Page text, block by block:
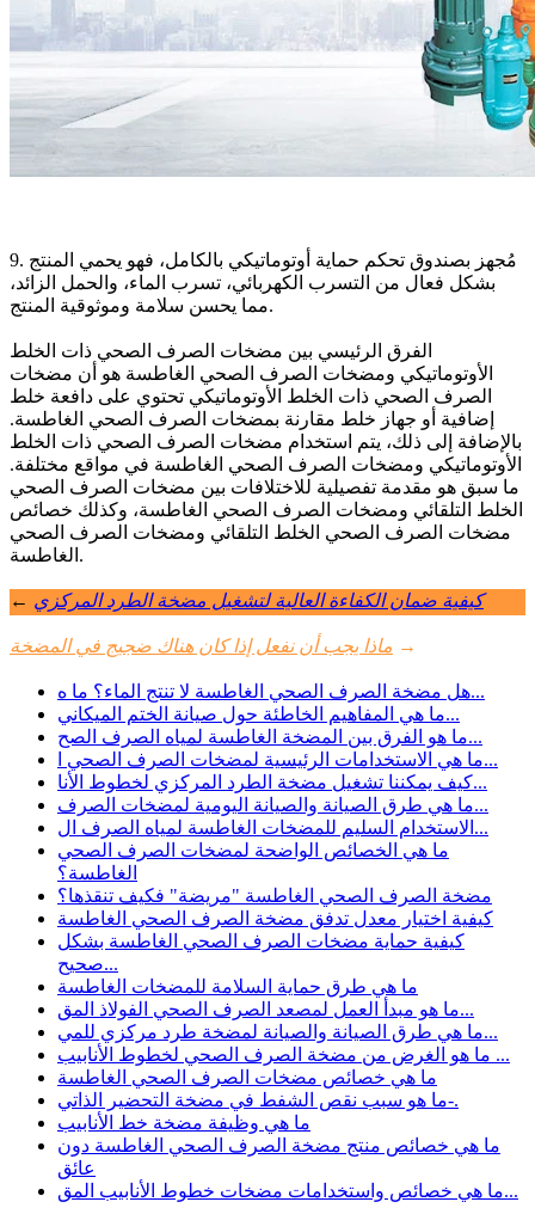
9. مُجهز بصندوق تحكم حماية أوتوماتيكي بالكامل، فهو يحمي المنتج
بشكل فعال من التسرب الكهربائي، تسرب الماء، والحمل الزائد،
مما يحسن سلامة وموثوقية المنتج.
الفرق الرئيسي بين مضخات الصرف الصحي ذات الخلط
الأوتوماتيكي ومضخات الصرف الصحي الغاطسة هو أن مضخات
الصرف الصحي ذات الخلط الأوتوماتيكي تحتوي على دافعة خلط
إضافية أو جهاز خلط مقارنة بمضخات الصرف الصحي الغاطسة.
بالإضافة إلى ذلك، يتم استخدام مضخات الصرف الصحي ذات الخلط
الأوتوماتيكي ومضخات الصرف الصحي الغاطسة في مواقع مختلفة.
ما سبق هو مقدمة تفصيلية للاختلافات بين مضخات الصرف الصحي
الخلط التلقائي ومضخات الصرف الصحي الغاطسة، وكذلك خصائص
مضخات الصرف الصحي الخلط التلقائي ومضخات الصرف الصحي
الغاطسة.
← كيفية ضمان الكفاءة العالية لتشغيل مضخة الطرد المركزي
ماذا يجب أن نفعل إذا كان هناك ضجيج في المضخة →
هل مضخة الصرف الصحي الغاطسة لا تنتج الماء؟ ما ه...
ما هي المفاهيم الخاطئة حول صيانة الختم الميكاني...
ما هو الفرق بين المضخة الغاطسة لمياه الصرف الصح...
ما هي الاستخدامات الرئيسية لمضخات الصرف الصحي ا...
كيف يمكننا تشغيل مضخة الطرد المركزي لخطوط الأنا...
ما هي طرق الصيانة والصيانة اليومية لمضخات الصرف...
الاستخدام السليم للمضخات الغاطسة لمياه الصرف ال...
ما هي الخصائص الواضحة لمضخات الصرف الصحي
الغاطسة؟
مضخة الصرف الصحي الغاطسة "مريضة" فكيف تنقذها؟
كيفية اختيار معدل تدفق مضخة الصرف الصحي الغاطسة
كيفية حماية مضخات الصرف الصحي الغاطسة بشكل
صحيح...
ما هي طرق حماية السلامة للمضخات الغاطسة
ما هو مبدأ العمل لمصعد الصرف الصحي الفولاذ المق...
ما هي طرق الصيانة والصيانة لمضخة طرد مركزي للمي...
ما هو الغرض من مضخة الصرف الصحي لخطوط الأنابيب ...
ما هي خصائص مضخات الصرف الصحي الغاطسة
ما هو سبب نقص الشفط في مضخة التحضير الذاتي-.
ما هي وظيفة مضخة خط الأنابيب
ما هي خصائص منتج مضخة الصرف الصحي الغاطسة دون
عائق
ما هي خصائص واستخدامات مضخات خطوط الأنابيب المق...